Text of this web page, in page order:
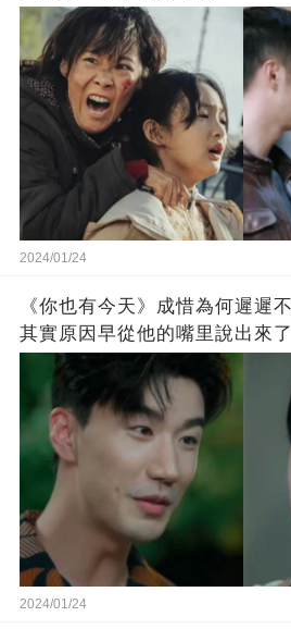
2024/01/24
《你也有今天》成惜為何遲遲
其實原因早從他的嘴里說出來
晚！
2024/01/24